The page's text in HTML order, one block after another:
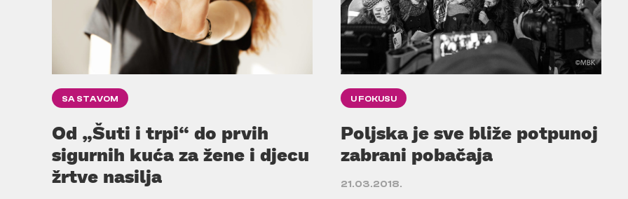
SA STAVOM
Od „Šuti i trpi“ do prvih
sigurnih kuća za žene i djecu
žrtve nasilja
U FOKUSU
Poljska je sve bliže potpunoj
zabrani pobačaja
21.03.2018.